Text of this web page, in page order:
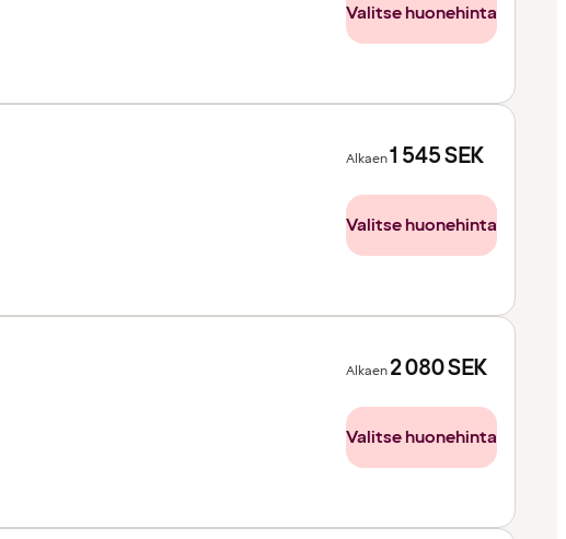
Valitse huonehinta
Alkaen1 545SEK
Valitse huonehinta
Alkaen2 080SEK
Valitse huonehinta